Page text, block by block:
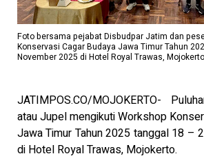
Foto bersama pejabat Disbudpar Jatim dan
Konservasi Cagar Budaya Jawa Timur Tahun
November 2025 di Hotel Royal Trawas, Mojokerto
JATIMPOS.CO/MOJOKERTO-
atau Jupel mengikuti Workshop
Jawa Timur Tahun 2025 tanggal 18 –
di Hotel Royal Trawas, Mojokerto.